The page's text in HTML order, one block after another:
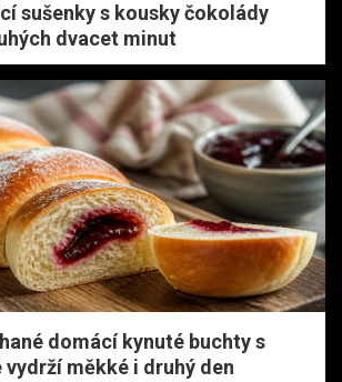
sušenky s kousky čokolády
dvacet minut
domácí kynuté buchty s
měkké i druhý den